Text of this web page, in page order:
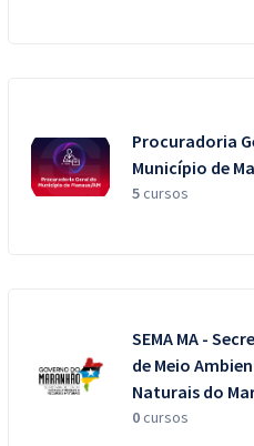
Procuradoria
Município de
5cursos
SEMA MA -
de Meio
Naturais do
0cursos